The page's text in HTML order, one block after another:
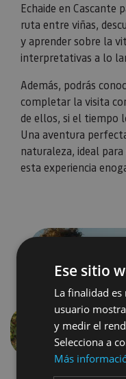
Echaide en Cascante
ruta entre viñas,
y aprender sobre la
interpretativas a lo
Además, podrás
completar la visita
de ellos, si el tiempo
Una aventura
naturaleza, ideal
esta experiencia
Anterior
Ese sitio
La finalidad
usuario
y medir el
Selecciona a
Más